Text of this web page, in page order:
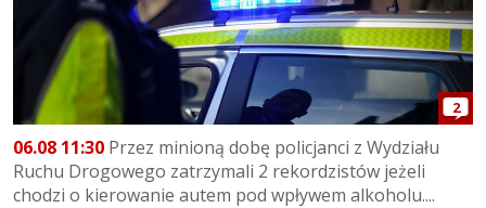
2
06.08 11:30 Przez minioną dobę policjanci z Wydziału
Ruchu Drogowego zatrzymali 2 rekordzistów jeżeli
chodzi o kierowanie autem pod wpływem alkoholu....